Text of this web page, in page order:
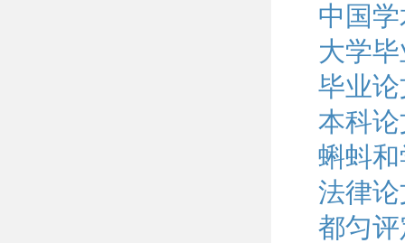
中国
大学
毕业
本科
蝌蚪
法律
都匀